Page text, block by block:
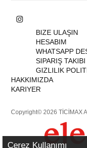
BIZE ULAŞIN
HESABIM
WHATSAPP
SIPARIŞ TAKIBI
GIZLILIK
HAKKIMIZDA
KARIYER
Copyright© 2026 TİCİMAX
Çerez Kullanımı